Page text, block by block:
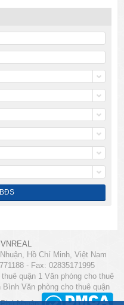
Hồ Chí Minh, Việt Nam
- Fax: 02835171995
quận 1 Văn phòng cho thuê
Bình Văn phòng cho thuê quận